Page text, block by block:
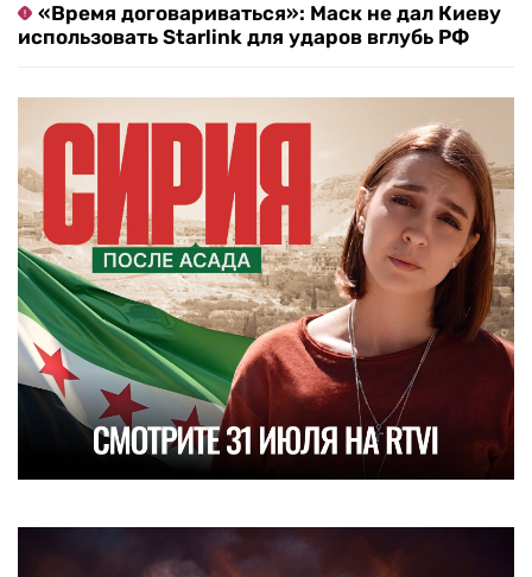
«Время договариваться»: Маск не дал Киеву
использовать Starlink для ударов вглубь РФ